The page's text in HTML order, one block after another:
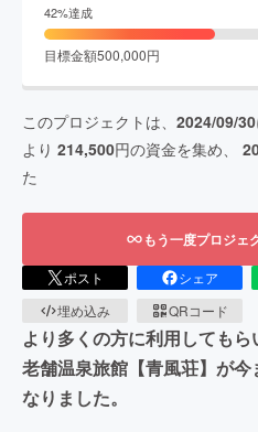
42%達成
目標金額500,000円
このプロジェクトは、 2024/09/30
より 214,500円の資金を集め、
た
もう一度プロジェ
ポスト シェア
埋め込み
QRコード
より多くの方に利用しても
老舗温泉旅館【青風荘】が
なりました。